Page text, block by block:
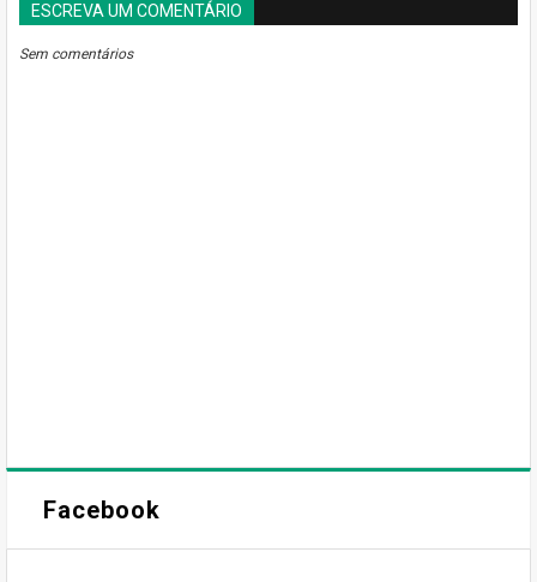
ESCREVA UM COMENTÁRIO
Sem comentários
Facebook